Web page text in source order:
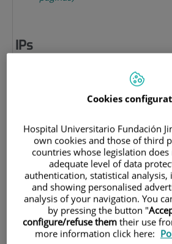
IPs
María Dolores Herreros Marcos
Pedro Villarejo Campos
Investigación
Básica
Clínica
Cookies
Hospital Universitario Fundación
own cookies and those of third
countries whose legislation
adequate level of data
authentication, statistical
and showing personalised
analysis of your navigation. You
by pressing the button "
configure/refuse them their use
more information click here: